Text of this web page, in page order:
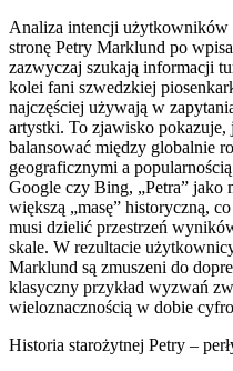
Analiza intencji użytkowników
stronę Petry Marklund po
zazwyczaj szukają informacji
kolei fani szwedzkiej
najczęściej używają w
artystki. To zjawisko
balansować między globalnie
geograficznymi a
Google czy Bing, „Petra” jako
większą „masę” historyczną,
musi dzielić przestrzeń
skale. W rezultacie
Marklund są zmuszeni do
klasyczny przykład wyzwań
wieloznacznością w dobie
Historia starożytnej Petry –